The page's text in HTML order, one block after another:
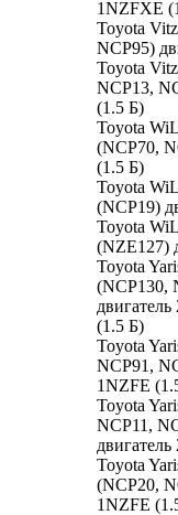
1NZFXE
Toyota
NCP95)
Toyota
NCP13,
(1.5 Б)
Toyota
(NCP70,
(1.5 Б)
Toyota
(NCP19)
Toyota
(NZE127)
Toyota
(NCP130,
(1.5 Б)
Toyota
NCP91,
1NZFE
Toyota
NCP11,
Toyota
(NCP20,
1NZFE